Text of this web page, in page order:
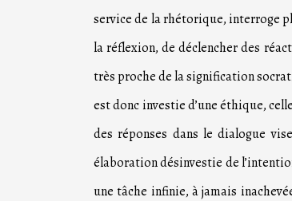
service de la rhétorique, interroge
la réflexion, de déclencher des
très proche de la signification
est donc investie d’une éthique,
des réponses dans le dialogue
élaboration désinvestie de
une tâche infinie, à jamais